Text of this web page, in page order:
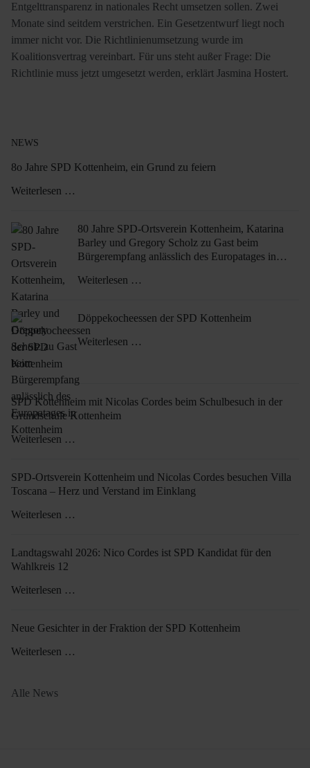
Entgelttransparenz in nationales Recht umsetzen sollen. Zwei
Monate sind seitdem verstrichen. Ein Gesetzentwurf liegt noch
immer nicht vor. Die Richtlinienumsetzung wurde im
Koalitionsvertrag vereinbart. Für uns steht außer Frage: Die
Richtlinie muss jetzt umgesetzt werden, erklärt Jasmina Hostert.
NEWS
8o Jahre SPD Kottenheim, ein Grund zu feiern
Weiterlesen …
80 Jahre SPD-Ortsverein Kottenheim, Katarina
Barley und Gregory Scholz zu Gast beim
Bürgerempfang anlässlich des Europatages in
Weiterlesen …
Döppekocheessen der SPD Kottenheim
Weiterlesen …
SPD Kottenheim mit Nicolas Cordes beim Schulbesuch in der
Grundschule Kottenheim
Weiterlesen …
SPD-Ortsverein Kottenheim und Nicolas Cordes besuchen Villa
Toscana – Herz und Verstand im Einklang
Weiterlesen …
Landtagswahl 2026: Nico Cordes ist SPD Kandidat für den
Wahlkreis 12
Weiterlesen …
Neue Gesichter in der Fraktion der SPD Kottenheim
Weiterlesen …
Alle News